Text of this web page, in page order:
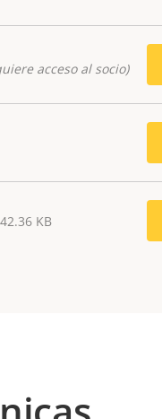
acceso al socio)
KB